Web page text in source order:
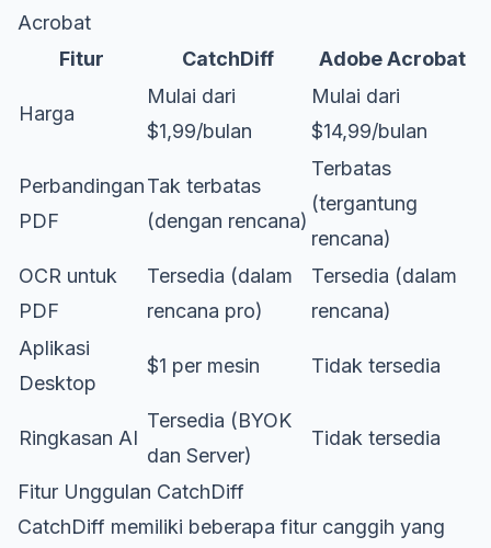
Acrobat
Fitur
CatchDiff Adobe Acrobat
Harga
Mulai dari
$1,99/bulan
Mulai dari
$14,99/bulan
Perbandingan
PDF
Tak terbatas
(dengan rencana)
Terbatas
(tergantung
rencana)
OCR untuk
PDF
Tersedia (dalam
rencana pro)
Tersedia (dalam
rencana)
Aplikasi
Desktop
$1 per mesin Tidak tersedia
Ringkasan AI
Tersedia (BYOK
dan Server)
Tidak tersedia
Fitur Unggulan CatchDiff
CatchDiff memiliki beberapa fitur canggih yang